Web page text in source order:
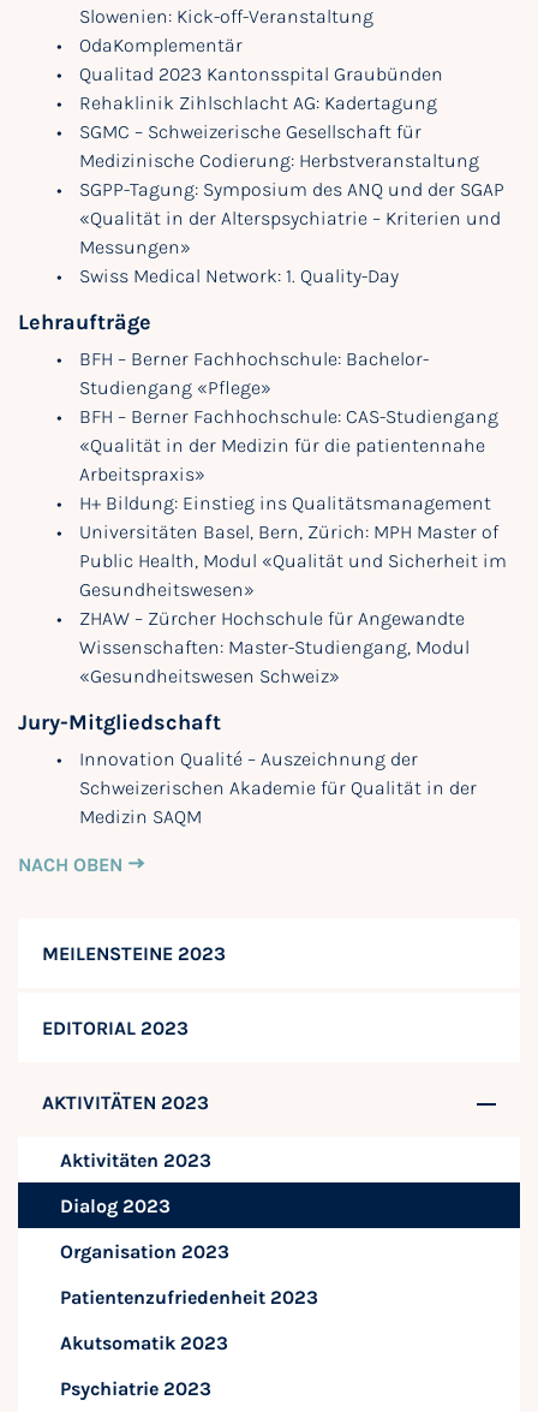
MEILENSTEINE 2023
EDITORIAL 2023
AKTIVITÄTEN 2023
Aktivitäten 2023
Dialog 2023
Organisation 2023
Patientenzufriedenheit 2023
Akutsomatik 2023
Psychiatrie 2023
Slowenien: Kick-off-Veranstaltung
OdaKomplementär
Qualitad 2023 Kantonsspital Graubünden
Rehaklinik Zihlschlacht AG: Kadertagung
SGMC – Schweizerische Gesellschaft für
Medizinische Codierung: Herbstveranstaltung
SGPP-Tagung: Symposium des ANQ und der SGAP
«Qualität in der Alterspsychiatrie – Kriterien und
Messungen»
Swiss Medical Network: 1. Quality-Day
Lehraufträge
BFH – Berner Fachhochschule: Bachelor-
Studiengang «Pflege»
BFH – Berner Fachhochschule: CAS-Studiengang
«Qualität in der Medizin für die patientennahe
Arbeitspraxis»
H+ Bildung: Einstieg ins Qualitätsmanagement
Universitäten Basel, Bern, Zürich: MPH Master of
Public Health, Modul «Qualität und Sicherheit im
Gesundheitswesen»
ZHAW – Zürcher Hochschule für Angewandte
Wissenschaften: Master-Studiengang, Modul
«Gesundheitswesen Schweiz»
Jury-Mitgliedschaft
Innovation Qualité – Auszeichnung der
Schweizerischen Akademie für Qualität in der
Medizin SAQM
NACH OBEN